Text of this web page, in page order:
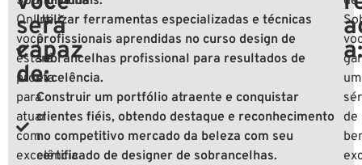
será
capaz
de:
Online,
você
estará
pronta
para
atuar
com
excelência
Utilizar ferramentas especializadas e técnicas
profissionais aprendidas no curso design de
sobrancelhas profissional para resultados de
excelência.
Construir um portfólio atraente e conquistar
clientes fiéis, obtendo destaque e reconhecimento
no competitivo mercado da beleza com seu
certificado de designer de sobrancelhas.
de